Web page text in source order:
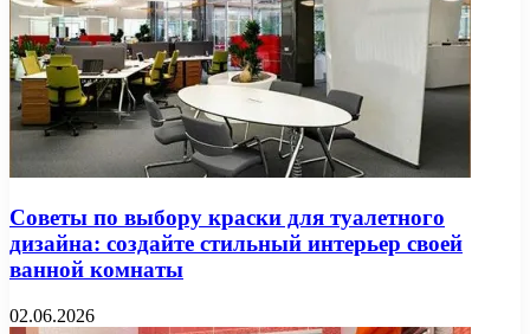
Советы по выбору краски для туалетного
дизайна: создайте стильный интерьер своей
ванной комнаты
02.06.2026